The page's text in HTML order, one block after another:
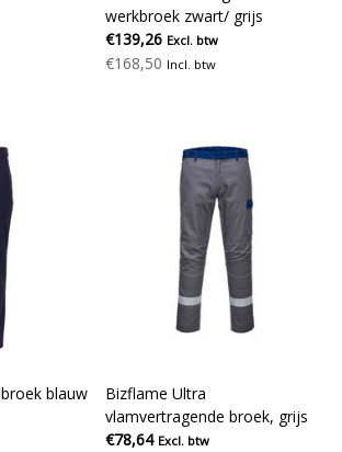
werkbroek zwart/ grijs
€139,26 Excl. btw
€168,50 Incl. btw
blauw
Bizflame Ultra
vlamvertragende broek, grijs
€78,64 Excl. btw